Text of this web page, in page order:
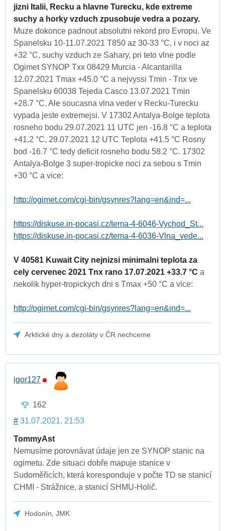
jizni Italii, Recku a hlavne Turecku, kde extreme
suchy a horky vzduch zpusobuje vedra a pozary.
Muze dokonce padnout absolutni rekord pro Evropu. Ve
Spanelsku 10-11.07.2021 T850 az 30-33 °C, i v noci az
+32 °C, suchy vzduch ze Sahary, pri teto vlne podle
Ogimet SYNOP Txx 08429 Murcia - Alcantarilla
12.07.2021 Tmax +45.0 °C a nejvyssi Tmin - Tnx ve
Spanelsku 60038 Tejeda Casco 13.07.2021 Tmin
+28.7 °C. Ale soucasna vlna veder v Recku-Turecku
vypada jeste extremejsi. V 17302 Antalya-Bolge teplota
rosneho bodu 29.07.2021 11 UTC jen -16.8 °C a teplota
+41.2 °C, 29.07.2021 12 UTC Teplota +41.5 °C Rosny
bod -16.7 °C tedy deficit rosneho bodu 58.2 °C. 17302
Antalya-Bolge 3 super-tropicke noci za sebou s Tmin
+30 °C a vice:
http://ogimet.com/cgi-bin/gsynres?lang=en&ind=...
https://diskuse.in-pocasi.cz/tema-4-6046-Vychod_St...
https://diskuse.in-pocasi.cz/tema-4-6036-Vlna_vede...
V 40581 Kuwait City nejnizsi minimalni teplota za
cely cervenec 2021 Tnx rano 17.07.2021 +33.7 °C a
nekolik hyper-tropickych dni s Tmax +50 °C a vice:
http://ogimet.com/cgi-bin/gsynres?lang=en&ind=...
Arktické dny a dezoláty v ČR nechceme
igor127
162
# 31.07.2021, 21:53
TommyAst
Nemusíme porovnávat údaje jen ze SYNOP stanic na
ogimetu. Zde situaci dobře mapuje stanice v
Sudoměřicích, která koresponduje v počte TD se stanicí
CHMI - Strážnice, a stanicí SHMU-Holič.
Hodonín, JMK